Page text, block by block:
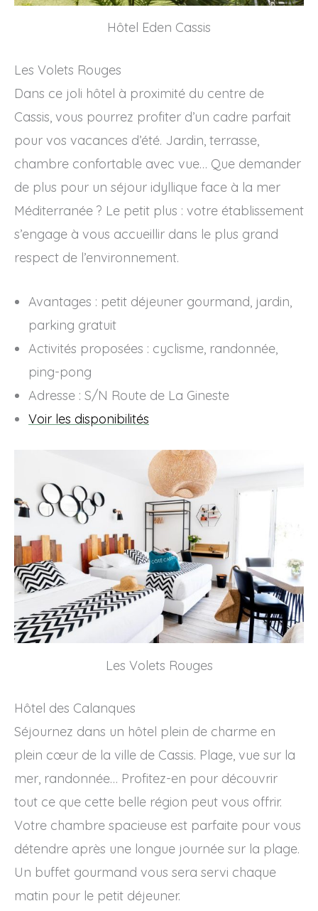
Hôtel Eden Cassis
Les Volets Rouges
Dans ce joli hôtel à proximité du centre de
Cassis, vous pourrez profiter d’un cadre parfait
pour vos vacances d’été. Jardin, terrasse,
chambre confortable avec vue… Que demander
de plus pour un séjour idyllique face à la mer
Méditerranée ? Le petit plus : votre établissement
s’engage à vous accueillir dans le plus grand
respect de l’environnement.
Avantages : petit déjeuner gourmand, jardin,
parking gratuit
Activités proposées : cyclisme, randonnée,
ping-pong
Adresse : S/N Route de La Gineste
Voir les disponibilités
Les Volets Rouges
Hôtel des Calanques
Séjournez dans un hôtel plein de charme en
plein cœur de la ville de Cassis. Plage, vue sur la
mer, randonnée… Profitez-en pour découvrir
tout ce que cette belle région peut vous offrir.
Votre chambre spacieuse est parfaite pour vous
détendre après une longue journée sur la plage.
Un buffet gourmand vous sera servi chaque
matin pour le petit déjeuner.